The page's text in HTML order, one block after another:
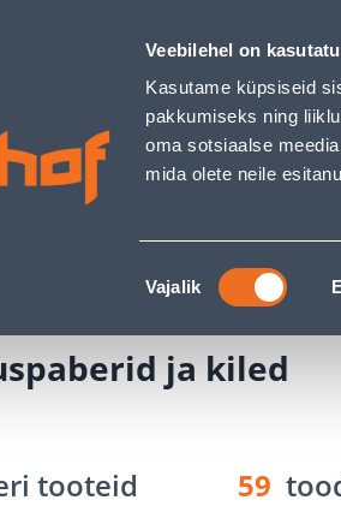
Veebilehel on
Kasutame küpsiseid
pakkumiseks ning
oma sotsiaalse
mida olete neile
Nõusoleku
valik
Vajalik
- Bauhof has loaded
TOOTED
Üldehitus
ja kiled
59
tooteid